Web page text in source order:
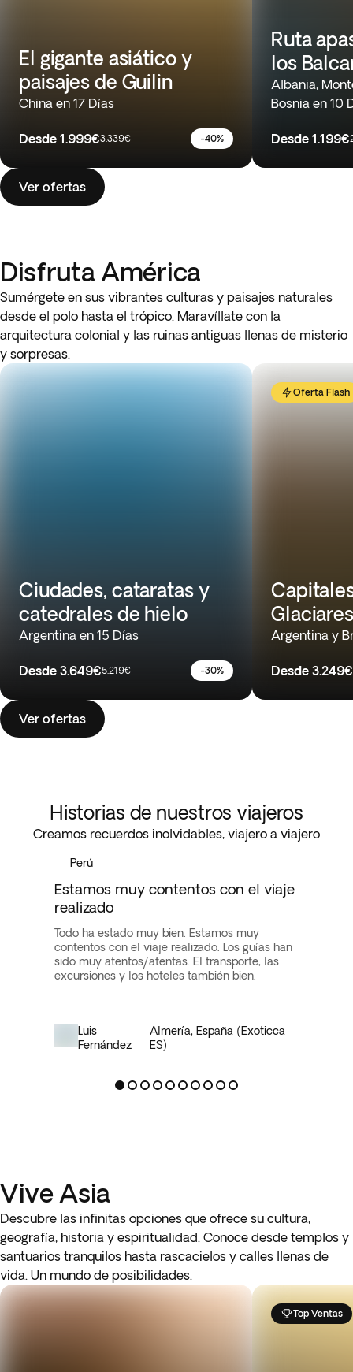
El gigante asiático y
paisajes de Guilin
China en 17 Días
Desde 1.999€3.339€ -40%
Ruta
los
Albania,
Bosnia en 10
Desde 1.199€
Ver ofertas
Disfruta América
Sumérgete en sus vibrantes culturas y paisajes naturales
desde el polo hasta el trópico. Maravíllate con la
arquitectura colonial y las ruinas antiguas llenas de misterio
y sorpresas.
Ciudades, cataratas y
catedrales de hielo
Argentina en 15 Días
Desde 3.649€5.219€ -30%
Oferta Flash
Glaciares
Argentina y
Desde 3.249€
Ver ofertas
Historias de nuestros viajeros
Creamos recuerdos inolvidables, viajero a viajero
Perú
Estamos muy contentos con el viaje
realizado
Todo ha estado muy bien. Estamos muy
contentos con el viaje realizado. Los guías han
sido muy atentos/atentas. El transporte, las
excursiones y los hoteles también bien.
Luis
Fernández
Almería, España (Exoticca
ES)
Vive Asia
Descubre las infinitas opciones que ofrece su cultura,
geografía, historia y espiritualidad. Conoce desde templos y
santuarios tranquilos hasta rascacielos y calles llenas de
vida. Un mundo de posibilidades.
Top Ventas